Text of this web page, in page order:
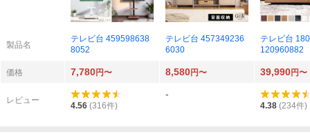
製品名
テレビ台 459598638
8052
テレビ台 457349236
6030
テレビ台
120960882
価格 7,780円〜 8,580円〜 39,990円〜
レビュー
4.56 (316件)
-
4.38 (234件)